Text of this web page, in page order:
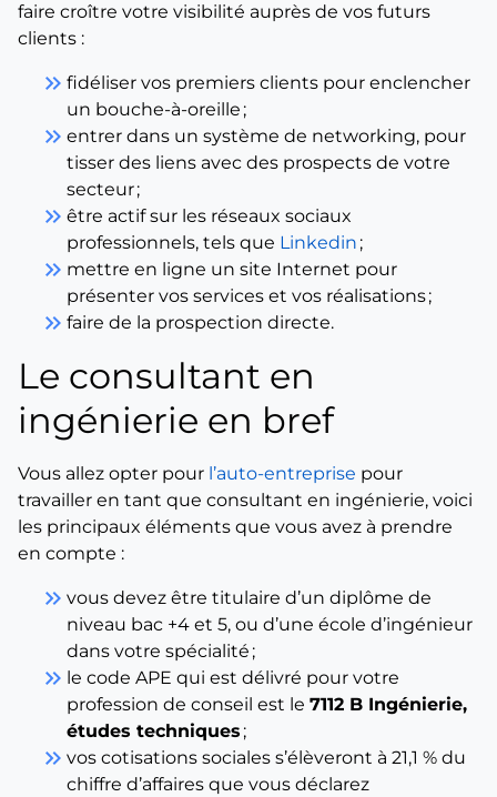
faire croître votre visibilité auprès de vos futurs
clients :
keyboard_double_arrow_right fidéliser vos premiers clients pour enclencher
un bouche-à-oreille ;
keyboard_double_arrow_right entrer dans un système de networking, pour
tisser des liens avec des prospects de votre
secteur ;
keyboard_double_arrow_right être actif sur les réseaux sociaux
professionnels, tels que Linkedin ;
keyboard_double_arrow_right mettre en ligne un site Internet pour
présenter vos services et vos réalisations ;
keyboard_double_arrow_right faire de la prospection directe.
Le consultant en
ingénierie en bref
Vous allez opter pour l’auto-entreprise pour
travailler en tant que consultant en ingénierie, voici
les principaux éléments que vous avez à prendre
en compte :
keyboard_double_arrow_right vous devez être titulaire d’un diplôme de
niveau bac +4 et 5, ou d’une école d’ingénieur
dans votre spécialité ;
keyboard_double_arrow_right le code APE qui est délivré pour votre
profession de conseil est le 7112 B Ingénierie,
études techniques ;
keyboard_double_arrow_right vos cotisations sociales s’élèveront à 21,1 % du
chiffre d’affaires que vous déclarez